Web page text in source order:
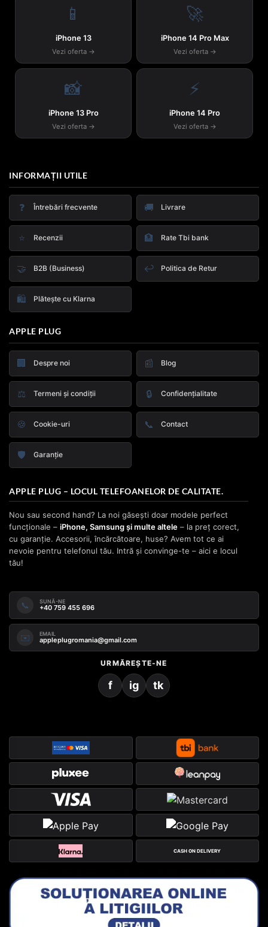
📱
iPhone 13
Vezi oferta →
🚀
iPhone 14 Pro Max
Vezi oferta →
📸
iPhone 13 Pro
Vezi oferta →
⚡
iPhone 14 Pro
Vezi oferta →
INFORMAȚII UTILE
❓ Întrebări frecvente 🚚 Livrare
⭐ Recenzii 🏦 Rate Tbi bank
🤝 B2B (Business) ↩️ Politica de Retur
🛍️ Plătește cu Klarna
APPLE PLUG
🏢 Despre noi 📰 Blog
⚖️ Termeni și condiții 🔒 Confidențialitate
🍪 Cookie-uri 📞 Contact
🛡️ Garanție
APPLE PLUG – LOCUL TELEFOANELOR DE CALITATE.
Nou sau second hand? La noi găsești doar modele perfect
funcționale – iPhone, Samsung și multe altele – la preț corect,
cu garanție. Accesorii, încărcătoare, huse? Avem tot ce ai
nevoie pentru telefonul tău. Intră și convinge-te – aici e locul
tău!
📞 SUNĂ-NE
+40 759 455 696
✉️ EMAIL
appleplugromania@gmail.com
URMĂREȘTE-NE
f ig tk
CASH ON DELIVERY